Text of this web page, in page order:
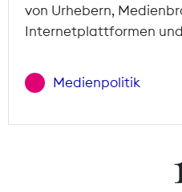
von Urhebern,
Internetplattformen
Medienpolitik